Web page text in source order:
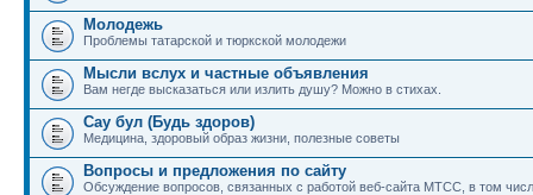
Молодежь
Проблемы татарской и тюркской молодежи
Мысли вслух и частные объявления
Вам негде высказаться или излить душу? Можно в стихах.
Сау бул (Будь здоров)
Медицина, здоровый образ жизни, полезные советы
Вопросы и предложения по сайту
Обсуждение вопросов, связанных с работой веб-сайта МТСС, в том